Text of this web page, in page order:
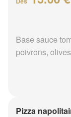
Base sauce
poivrons,
Pizza